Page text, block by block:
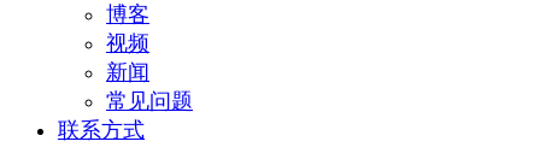
博客
视频
新闻
常见问题
联系方式